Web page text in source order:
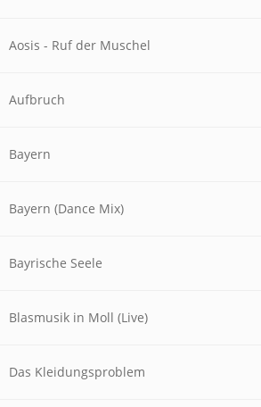
Aosis - Ruf der Muschel
Aufbruch
Bayern
Bayern (Dance Mix)
Bayrische Seele
Blasmusik in Moll (Live)
Das Kleidungsproblem